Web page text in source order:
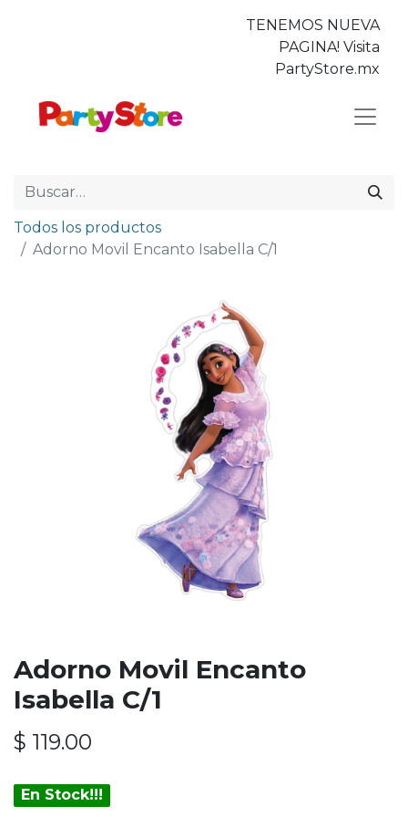
TENEMOS NUEVA
PAGINA! Visita
PartyStore.mx
Todos los productos
Adorno Movil Encanto Isabella C/1
Adorno Movil Encanto
Isabella C/1
$ 119.00
En Stock!!!